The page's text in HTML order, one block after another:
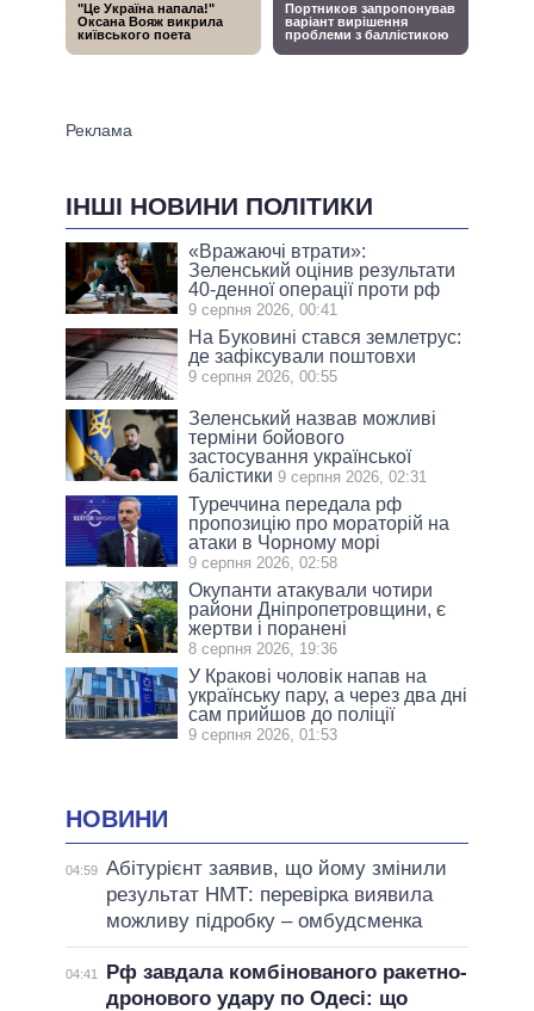
ІНШІ НОВИНИ ПОЛІТИКИ
«Вражаючі втрати»:
Зеленський оцінив результати
40-денної операції проти рф
9 серпня 2026, 00:41
На Буковині стався землетрус:
де зафіксували поштовхи
9 серпня 2026, 00:55
Зеленський назвав можливі
терміни бойового
застосування української
балістики 9 серпня 2026, 02:31
Туреччина передала рф
пропозицію про мораторій на
атаки в Чорному морі
9 серпня 2026, 02:58
Окупанти атакували чотири
райони Дніпропетровщини, є
жертви і поранені
8 серпня 2026, 19:36
У Кракові чоловік напав на
українську пару, а через два дні
сам прийшов до поліції
9 серпня 2026, 01:53
НОВИНИ
04:59 Абітурієнт заявив, що йому змінили
результат НМТ: перевірка виявила
можливу підробку – омбудсменка
04:41
Рф завдала комбінованого ракетно-
дронового удару по Одесі: що